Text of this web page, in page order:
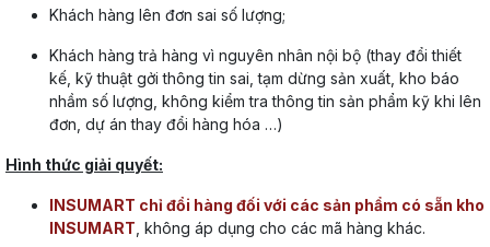
Khách hàng lên đơn sai số lượng;
Khách hàng trả hàng vì nguyên nhân nội bộ (thay đổi thiết
kế, kỹ thuật gởi thông tin sai, tạm dừng sản xuất, kho báo
nhầm số lượng, không kiểm tra thông tin sản phẩm kỹ khi lên
đơn, dự án thay đổi hàng hóa …)
Hình thức giải quyết:
INSUMART chỉ đổi hàng đối với các sản phẩm có sẵn kho
INSUMART , không áp dụng cho các mã hàng khác.